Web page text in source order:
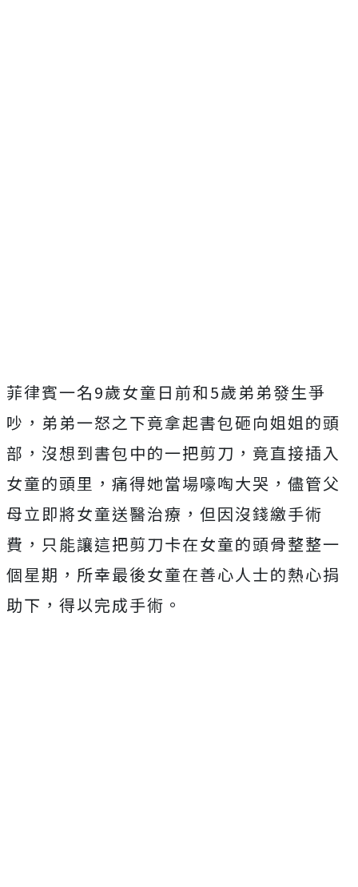
菲律賓一名9歲女童日前和5歲弟弟發生爭
吵，弟弟一怒之下竟拿起書包砸向姐姐的頭
部，沒想到書包中的一把剪刀，竟直接插入
女童的頭里，痛得她當場嚎啕大哭，儘管父
母立即將女童送醫治療，但因沒錢繳手術
費，只能讓這把剪刀卡在女童的頭骨整整一
個星期，所幸最後女童在善心人士的熱心捐
助下，得以完成手術。